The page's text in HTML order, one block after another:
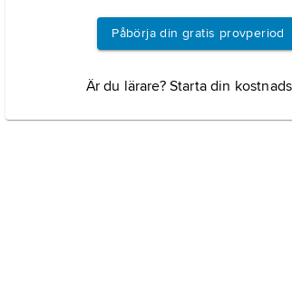
Påbörja din gratis provperiod
Är du lärare? Starta din